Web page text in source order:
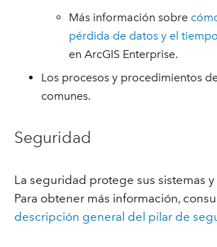
Más información sobre
pérdida de datos y el
en ArcGIS Enterprise.
Los procesos y procedimientos
comunes.
Seguridad
La seguridad protege sus sistemas
Para obtener más información,
descripción general del pilar de